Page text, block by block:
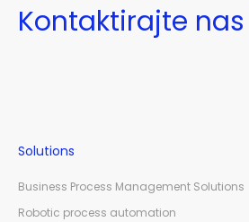
Kontaktirajte nas
Solutions
Business Process Management Solutions
Robotic process automation